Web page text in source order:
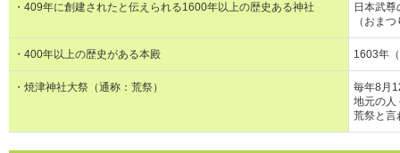
・409年に創建されたと伝えられる1600年以上の歴史ある神社
日本武
（おま
・400年以上の歴史がある本殿 1603年
・焼津神社大祭（通称：荒祭）
毎年8月
地元の人
荒祭と言